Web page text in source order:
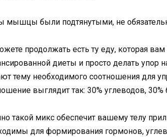
мышцы были подтянутыми, не
продолжать есть ту еду, которая
диеты и просто делать
тему необходимого соотношения для
выглядит так: 30% углеводов,
такой микс обеспечит вашему телу
для формирования гормонов,